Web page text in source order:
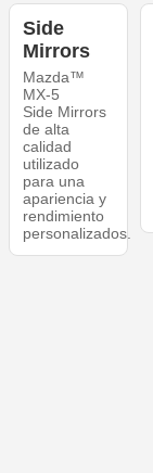
Side
Mirrors
Mazda™
MX-5
Side Mirrors
de alta
calidad
utilizado
para una
apariencia y
rendimiento
personalizados.